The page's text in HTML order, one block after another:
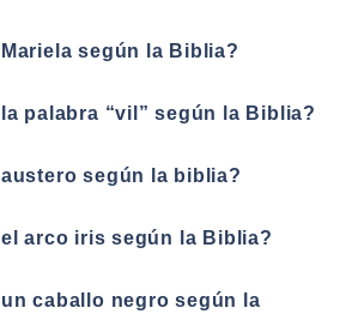
según la Biblia?
palabra “vil” según la Biblia?
según la biblia?
arco iris según la Biblia?
caballo negro según la